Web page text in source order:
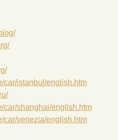
car/istanbul/english.htm
car/shanghai/english.htm
car/venezia/english.htm